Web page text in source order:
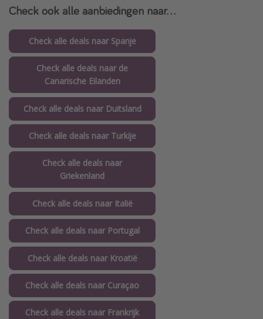
Check ook alle aanbiedingen naar...
Check alle deals naar Spanje
Check alle deals naar de
Canarische Eilanden
Check alle deals naar Duitsland
Check alle deals naar Turkije
Check alle deals naar
Griekenland
Check alle deals naar Italië
Check alle deals naar Portugal
Check alle deals naar Kroatië
Check alle deals naar Curaçao
Check alle deals naar Frankrijk